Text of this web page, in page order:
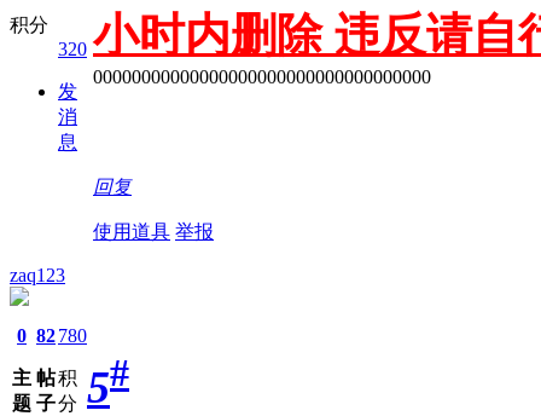
积分
320
发
消
息
小时内删除 违反请自
00000000000000000000000000000000000
回复
使用道具 举报
zaq123
0
主
题
82
帖
子
780
积
分 5#